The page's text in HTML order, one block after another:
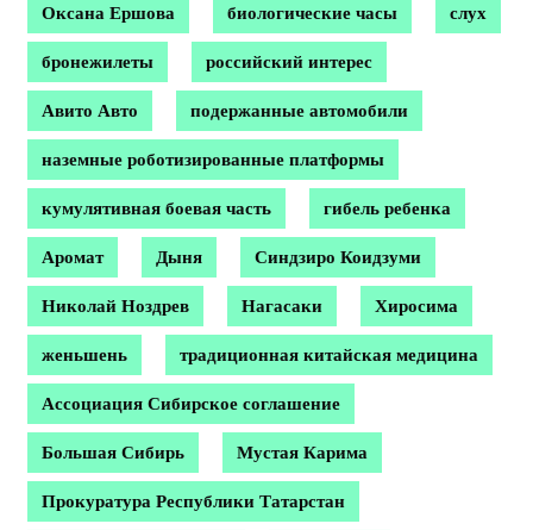
Оксана Ершова биологические часы слух
бронежилеты российский интерес
Авито Авто подержанные автомобили
наземные роботизированные платформы
кумулятивная боевая часть гибель ребенка
Аромат Дыня Синдзиро Коидзуми
Николай Ноздрев Нагасаки Хиросима
женьшень традиционная китайская медицина
Ассоциация Сибирское соглашение
Большая Сибирь Мустая Карима
Прокуратура Республики Татарстан